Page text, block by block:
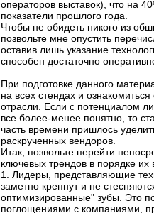
операторов выставок), что на
показатели прошлого года.
Чтобы не обидеть никого из
позвольте мне опустить
оставив лишь указание
способен достаточно
При подготовке данного
на всех стендах и
отрасли. Если с потенциалом
все более-менее понятно, то
часть времени пришлось
раскрученных вендоров.
Итак, позвольте перейти
ключевых трендов в порядке
1. Лидеры, представляющие
заметно крепнут и не
оптимизированные" зубы. Это
поглощениями с компаниями,